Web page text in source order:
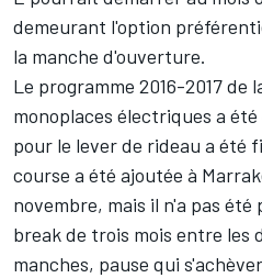
demeurant l'option
la manche d'ouverture.
Le programme 2016-2017 de
monoplaces électriques a
pour le lever de rideau a été
course a été ajoutée à
novembre, mais il n'a pas été
break de trois mois entre les
manches, pause qui